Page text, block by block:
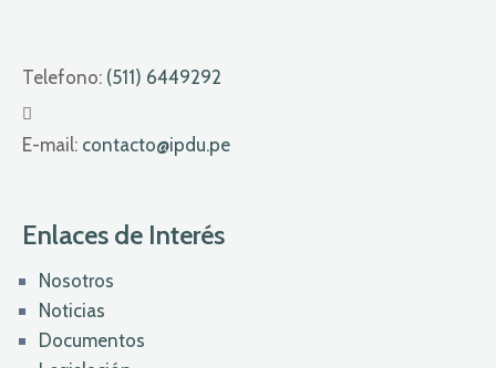
Telefono: (511) 6449292
E-mail: contacto@ipdu.pe
Enlaces de Interés
Nosotros
Noticias
Documentos